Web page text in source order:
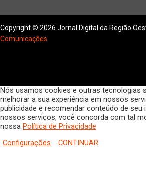
Copyright © 2026 Jornal Digital da Região
Comunicações
Nós usamos cookies e outras tecnologias
melhorar a sua experiência em nossos
publicidade e recomendar conteúdo de seu
nossos serviços, você concorda com tal
nossa Política de Privacidade
Configurações
CONTINUAR